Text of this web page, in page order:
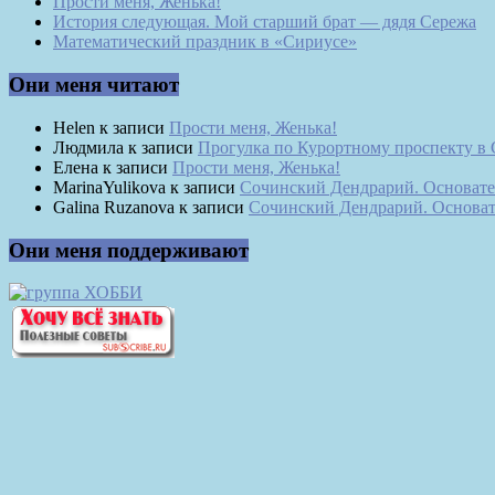
История следующая. Мой старший брат — дядя Сережа
Математический праздник в «Сириусе»
Они меня читают
Helen к записи Прости меня, Женька!
Людмила к записи Прогулка по Курортному проспекту в
Елена к записи Прости меня, Женька!
MarinaYulikova к записи Сочинский Дендрарий.
Galina Ruzanova к записи Сочинский Дендрарий.
Они меня поддерживают